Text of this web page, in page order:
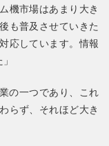
機市場はあまり大き
も普及させていきた
応しています。情報
の一つであり、これ
らず、それほど大き